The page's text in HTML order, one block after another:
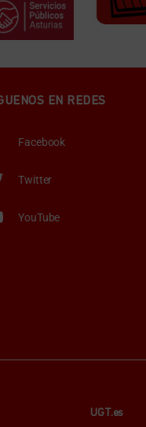
EN REDES
Facebook
Twitter
YouTube
UGT.es